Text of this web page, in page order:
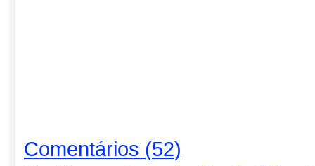
Comentários (52)